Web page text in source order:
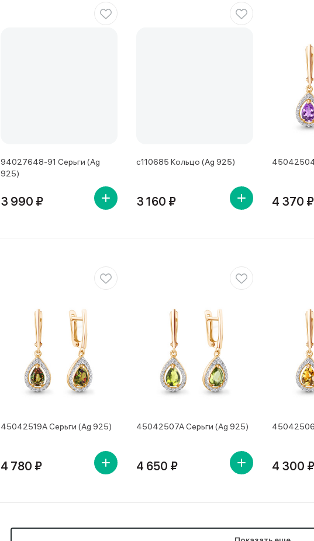
94027648-91 Серьги (Ag
925)
3 990 ₽
с110685 Кольцо (Ag 925)
3 160 ₽ 4 370 ₽
45042519А Серьги (Ag 925)
4 780 ₽
45042507А Серьги (Ag 925)
4 650 ₽ 4 300 ₽